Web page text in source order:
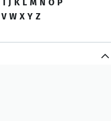
I J K L M N O P
V W X Y Z